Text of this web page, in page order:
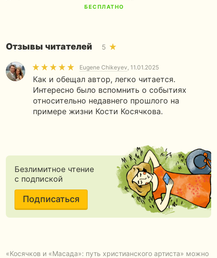
БЕСПЛАТНО
Отзывы читателей 5
Eugene Chikeyev, 11.01.2025
Как и обещал автор, легко читается.
Интересно было вспомнить о событиях
относительно недавнего прошлого на
примере жизни Кости Косячкова.
Безлимитное чтение
с подпиской
Подписаться
«Косячков и «Масада»: путь христианского артиста» можно